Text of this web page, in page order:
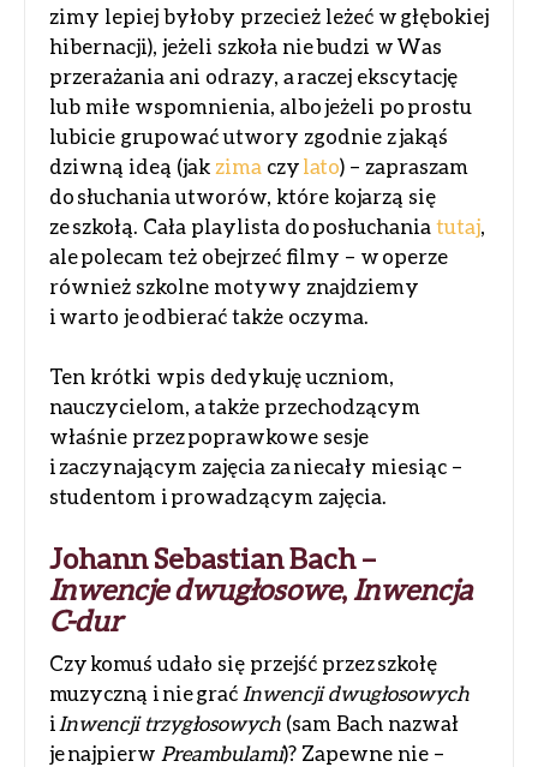
zimy lepiej byłoby przecież leżeć w głębokiej
hibernacji), jeżeli szkoła nie budzi w Was
przerażania ani odrazy, a raczej ekscytację
lub miłe wspomnienia, albo jeżeli po prostu
lubicie grupować utwory zgodnie z jakąś
dziwną ideą (jak zima czylato) – zapraszam
do słuchania utworów, które kojarzą się
ze szkołą. Cała playlista do posłuchaniatutaj,
ale polecam też obejrzeć filmy – w operze
również szkolne motywy znajdziemy
i warto je odbierać także oczyma.
Ten krótki wpis dedykuję uczniom,
nauczycielom, a także przechodzącym
właśnie przez poprawkowe sesje
i zaczynającym zajęcia za niecały miesiąc –
studentom i prowadzącym zajęcia.
Johann Sebastian Bach –
Inwencje dwugłosowe, Inwencja
C-dur
Czy komuś udało się przejść przez szkołę
muzyczną i nie grać Inwencji dwugłosowych
iInwencji trzygłosowych (sam Bach nazwał
je najpierw Preambulami)? Zapewne nie –